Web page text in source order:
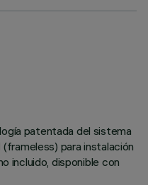
patentada del sistema
para instalación
incluido, disponible con